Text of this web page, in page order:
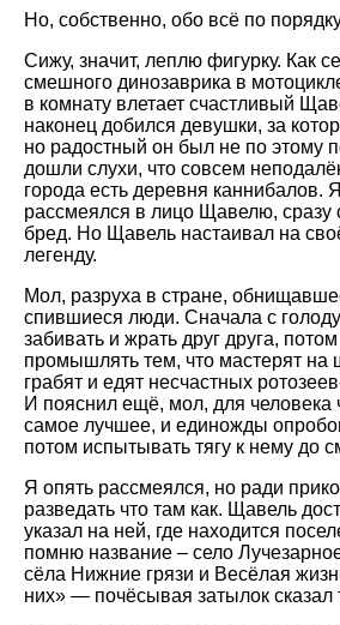
Но, собственно, обо всё по
Сижу, значит, леплю фигурку. Как
смешного динозаврика в
в комнату влетает счастливый
наконец добился девушки, за
но радостный он был не по этому
дошли слухи, что совсем
города есть деревня каннибалов.
рассмеялся в лицо Щавелю, сразу
бред. Но Щавель настаивал на
легенду.
Мол, разруха в стране,
спившиеся люди. Сначала с
забивать и жрать друг друга,
промышлять тем, что мастерят на
грабят и едят несчастных
И пояснил ещё, мол, для
самое лучшее, и единожды
потом испытывать тягу к нему до
Я опять рассмеялся, но ради
разведать что там как. Щавель
указал на ней, где находится
помню название – село
сёла Нижние грязи и Весёлая
них» — почёсывая затылок сказал